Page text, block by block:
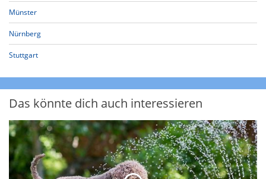
Münster
Nürnberg
Stuttgart
Das könnte dich auch interessieren